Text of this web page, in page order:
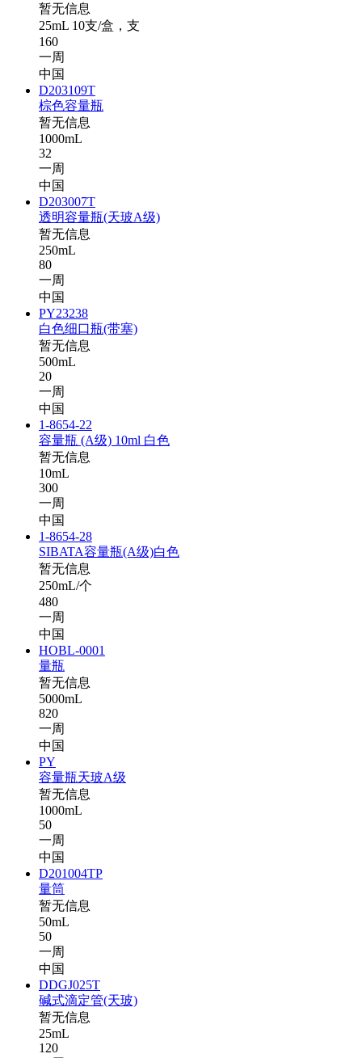
暂无信息
25mL 10支/盒，支
160
一周
中国
D203109T
棕色容量瓶
暂无信息
1000mL
32
一周
中国
D203007T
透明容量瓶(天玻A级)
暂无信息
250mL
80
一周
中国
PY23238
白色细口瓶(带塞)
暂无信息
500mL
20
一周
中国
1-8654-22
容量瓶 (A级) 10ml 白色
暂无信息
10mL
300
一周
中国
1-8654-28
SIBATA容量瓶(A级)白色
暂无信息
250mL/个
480
一周
中国
HOBL-0001
量瓶
暂无信息
5000mL
820
一周
中国
PY
容量瓶天玻A级
暂无信息
1000mL
50
一周
中国
D201004TP
量筒
暂无信息
50mL
50
一周
中国
DDGJ025T
碱式滴定管(天玻)
暂无信息
25mL
120